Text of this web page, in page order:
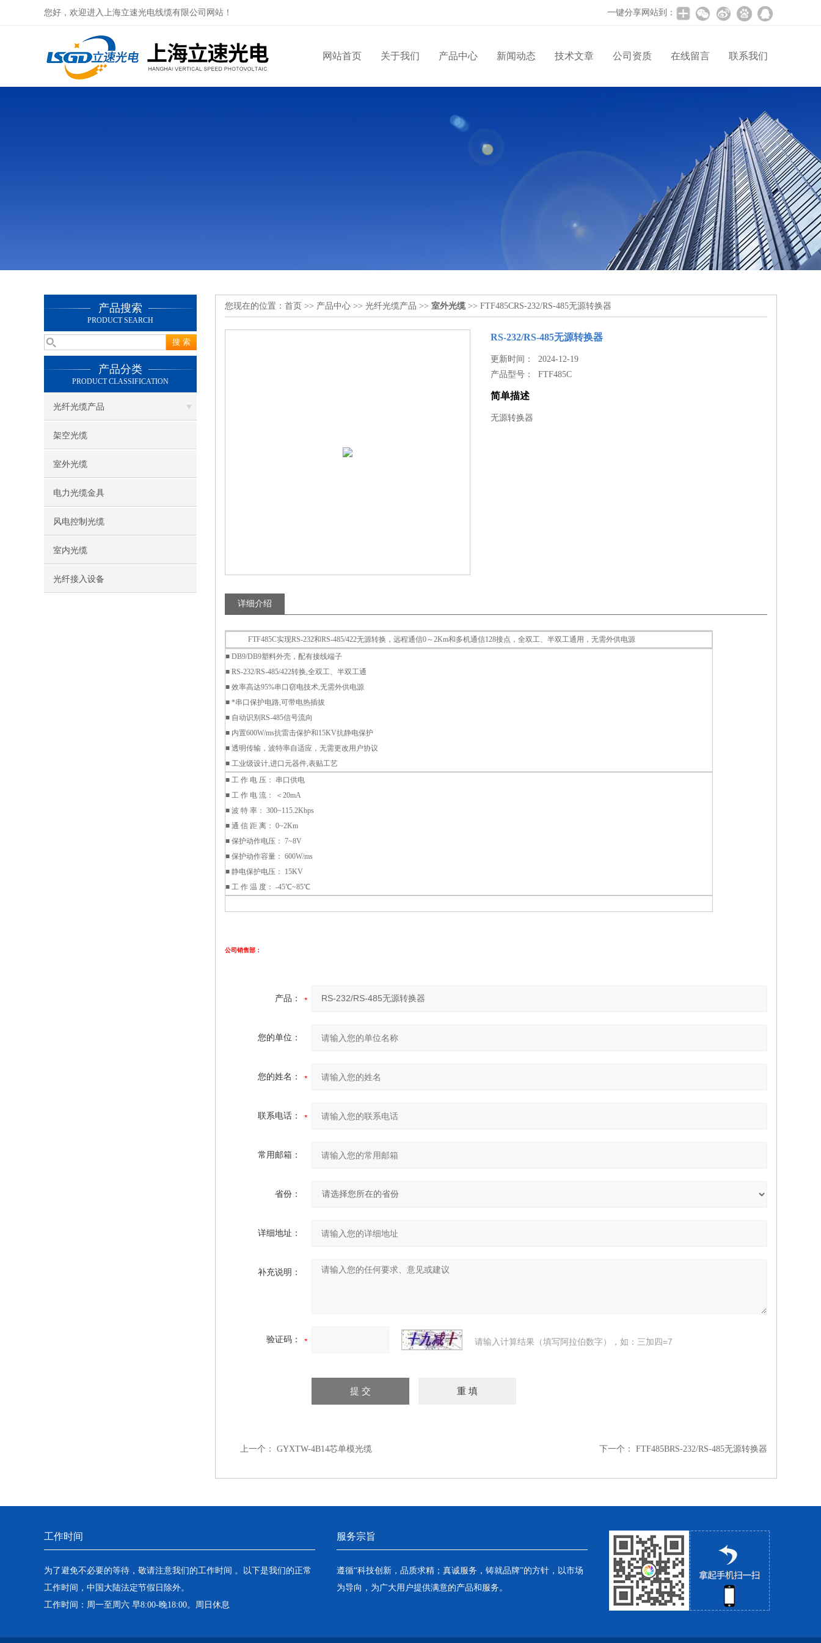
您好，欢迎进入上海立速光电线缆有限公司网站！ 一键分享网站到：
网站首页 关于我们 产品中心 新闻动态 技术文章 公司资质 在线留言 联系我们
产品搜索
PRODUCT SEARCH
产品分类
PRODUCT CLASSIFICATION
光纤光缆产品
架空光缆
室外光缆
电力光缆金具
风电控制光缆
室内光缆
光纤接入设备
您现在的位置： 首页 >> 产品中心 >> 光纤光缆产品 >> 室外光缆>> FTF485CRS-232/RS-485无源转换器
RS-232/RS-485无源转换器
更新时间： 2024-12-19
产品型号：FTF485C
简单描述
无源转换器
详细介绍
FTF485C实现RS-232和RS-485/422无源转换，远程通信0～2Km和多机通信128接点，全双工、半双工通用，无需外供电源
■ DB9/DB9塑料外壳，配有接线端子
■ RS-232/RS-485/422转换,全双工、半双工通
■ 效率高达95%串口窃电技术,无需外供电源
■ *串口保护电路,可带电热插拔
■ 自动识别RS-485信号流向
■ 内置600W/ms抗雷击保护和15KV抗静电保护
■ 透明传输，波特率自适应，无需更改用户协议
■ 工业级设计,进口元器件,表贴工艺
■ 工 作 电 压： 串口供电
■ 工 作 电 流： ＜20mA
■ 波 特 率： 300~115.2Kbps
■ 通 信 距 离： 0~2Km
■ 保护动作电压： 7~8V
■ 保护动作容量： 600W/ms
■ 静电保护电压： 15KV
■ 工 作 温 度： -45℃~85℃
公司销售部：
产品：
您的单位：
您的姓名：
联系电话：
常用邮箱：
省份：
详细地址：
补充说明：
验证码： 请输入计算结果（填写阿拉伯数字），如：三加四=7
上一个： GYXTW-4B14芯单模光缆 下一个： FTF485BRS-232/RS-485无源转换器
工作时间
为了避免不必要的等待，敬请注意我们的工作时间 。以下是我们的正常
工作时间，中国大陆法定节假日除外。
工作时间：周一至周六 早8:00-晚18:00。周日休息
服务宗旨
遵循“科技创新，品质求精；真诚服务，铸就品牌”的方针，以市场
为导向，为广大用户提供满意的产品和服务。